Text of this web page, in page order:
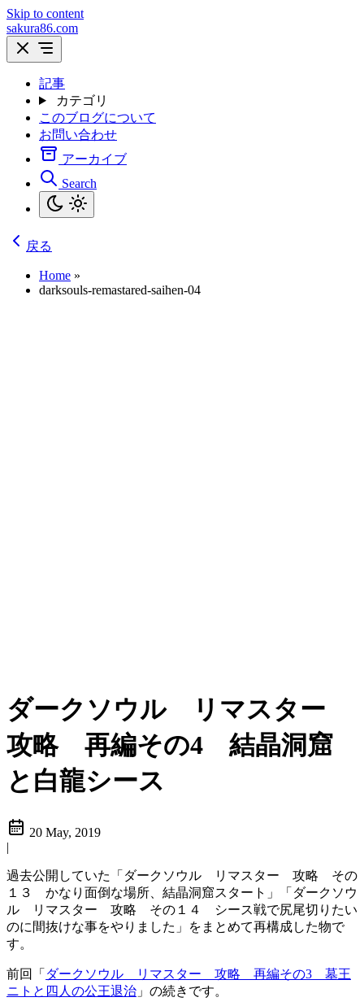
Skip to content
sakura86.com
記事
カテゴリ
このブログについて
お問い合わせ
アーカイブ
Search
戻る
Home »
darksouls-remastared-saihen-04
ダークソウル リマスター
攻略 再編その4 結晶洞窟
と白龍シース
20 May, 2019
|
過去公開していた「ダークソウル リマスター 攻略 その
１３ かなり面倒な場所、結晶洞窟スタート」「ダークソウ
ル リマスター 攻略 その１４ シース戦で尻尾切りたい
のに間抜けな事をやりました」をまとめて再構成した物で
す。
前回「 ダークソウル リマスター 攻略 再編その3 墓王
ニトと四人の公王退治 」の続きです。